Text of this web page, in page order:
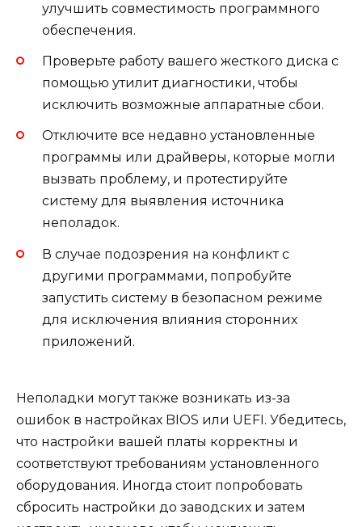
улучшить совместимость программного
обеспечения.
Проверьте работу вашего жесткого диска с
помощью утилит диагностики, чтобы
исключить возможные аппаратные сбои.
Отключите все недавно установленные
программы или драйверы, которые могли
вызвать проблему, и протестируйте
систему для выявления источника
неполадок.
В случае подозрения на конфликт с
другими программами, попробуйте
запустить систему в безопасном режиме
для исключения влияния сторонних
приложений.
Неполадки могут также возникать из-за
ошибок в настройках BIOS или UEFI. Убедитесь,
что настройки вашей платы корректны и
соответствуют требованиям установленного
оборудования. Иногда стоит попробовать
сбросить настройки до заводских и затем